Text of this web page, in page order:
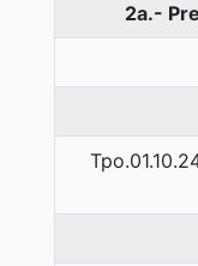
2a.-